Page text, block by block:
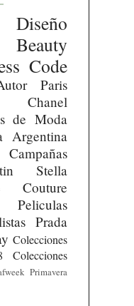
Diseño
Beauty
Code
Paris
Chanel
de Moda
Argentina
Campañas
Stella
Couture
Peliculas
Prada
Colecciones
Colecciones
Primavera